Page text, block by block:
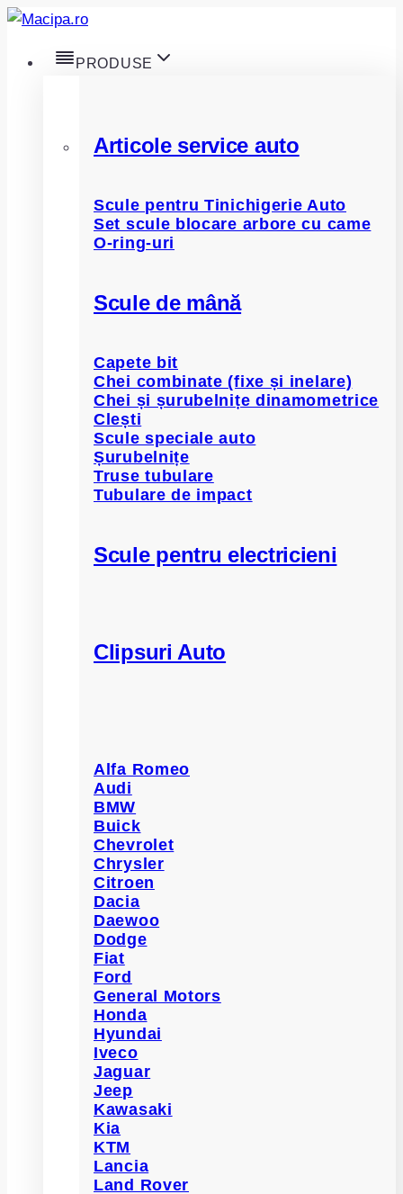
Skip
content
PRODUSE
Articole service auto
Scule pentru Tinichigerie Auto
Set scule blocare arbore cu came
O-ring-uri
Scule de mână
Capete bit
Chei combinate (fixe și inelare)
Chei și șurubelnițe dinamometrice
Clești
Scule speciale auto
Șurubelnițe
Truse tubulare
Tubulare de impact
Scule pentru electricieni
Clipsuri Auto
Alfa Romeo
Audi
BMW
Buick
Chevrolet
Chrysler
Citroen
Dacia
Daewoo
Dodge
Fiat
Ford
General Motors
Honda
Hyundai
Iveco
Jaguar
Jeep
Kawasaki
Kia
KTM
Lancia
Land Rover